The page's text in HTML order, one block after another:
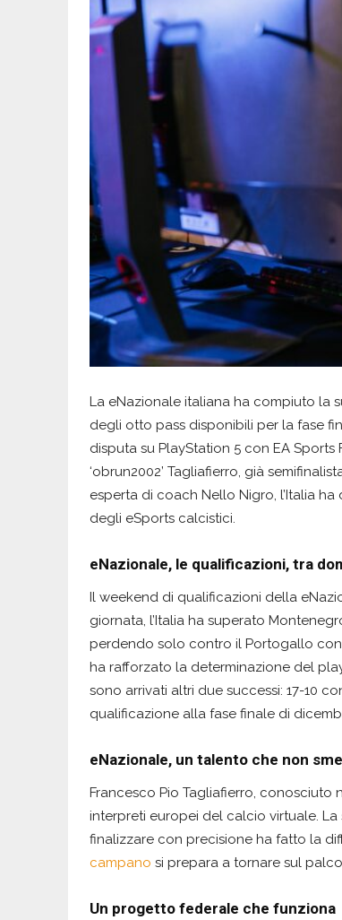
La eNazionale italiana ha compiuto la
degli otto pass disponibili per la fase
disputa su PlayStation 5 con EA
‘obrun2002’ Tagliafierro, già
esperta di coach Nello Nigro, l’Italia
degli eSports calcistici.
eNazionale, le qualificazioni, tra
Il weekend di qualificazioni della
giornata, l’Italia ha superato
perdendo solo contro il Portogallo
ha rafforzato la determinazione del
sono arrivati altri due successi: 17-10
qualificazione alla fase finale di
eNazionale, un talento che non
Francesco Pio Tagliafierro, conosciuto
interpreti europei del calcio virtuale.
finalizzare con precisione ha fatto la
campano si prepara a tornare sul
Un progetto federale che funziona